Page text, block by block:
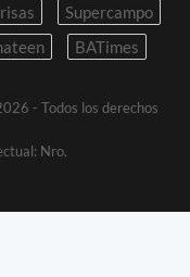
Supercampo
BATimes
- Todos los derechos
Nro.